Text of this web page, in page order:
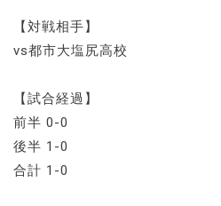
【対戦相手】
vs都市大塩尻高校
【試合経過】
前半 0-0
後半 1-0
合計 1-0